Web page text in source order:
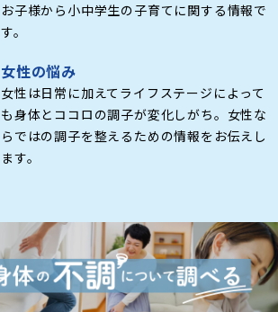
お子様から小中学生の子育てに関する情報で
す。
女性の悩み
女性は日常に加えてライフステージによって
も身体とココロの調子が変化しがち。女性な
らではの調子を整えるための情報をお伝えし
ます。